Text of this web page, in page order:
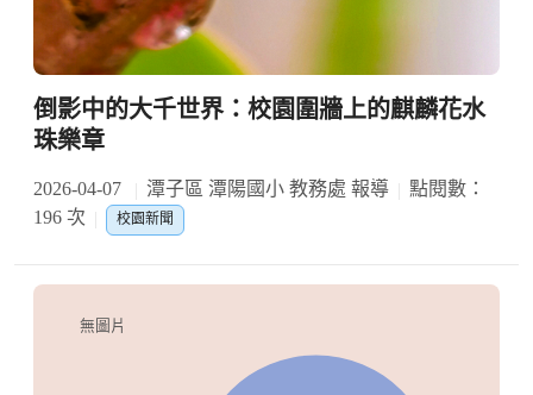
倒影中的大千世界：校園圍牆上的麒麟花水
珠樂章
2026-04-07 潭子區 潭陽國小 教務處 報導
點閱數：
196 次
校園新聞
無圖片